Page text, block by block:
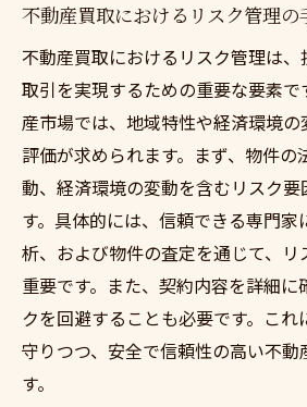
不動産買取におけるリスク管理の
不動産買取におけるリスク管理は
取引を実現するための重要な要素で
産市場では、地域特性や経済環境
評価が求められます。まず、物件の
動、経済環境の変動を含むリスク
す。具体的には、信頼できる専門
析、および物件の査定を通じて、
重要です。また、契約内容を詳細に
クを回避することも必要です。これ
守りつつ、安全で信頼性の高い不動
す。